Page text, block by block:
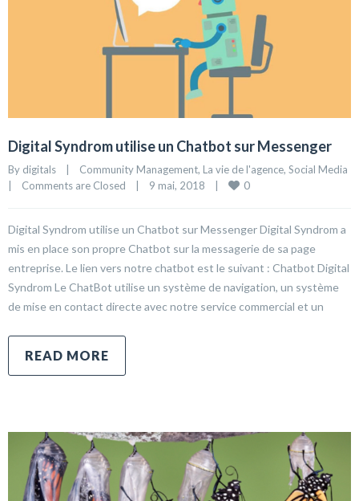
Digital Syndrom utilise un Chatbot sur Messenger
By digitals Community Management, La vie de l'agence, Social Media
Comments are Closed 9 mai, 2018 0
Digital Syndrom utilise un Chatbot sur Messenger Digital Syndrom a
mis en place son propre Chatbot sur la messagerie de sa page
entreprise. Le lien vers notre chatbot est le suivant : Chatbot Digital
Syndrom Le ChatBot utilise un système de navigation, un système
de mise en contact directe avec notre service commercial et un
READ MORE